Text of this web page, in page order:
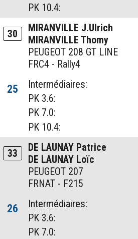
PK 10.4:
30
MIRANVILLE J.Ulrich
MIRANVILLE Thomy
PEUGEOT 208 GT LINE
FRC4 - Rally4
25
Intermédiaires:
PK 3.6:
PK 7.0:
PK 10.4:
33
DE LAUNAY Patrice
DE LAUNAY Loïc
PEUGEOT 207
FRNAT - F215
26
Intermédiaires:
PK 3.6:
PK 7.0: